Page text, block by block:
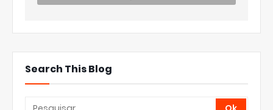
Search This Blog